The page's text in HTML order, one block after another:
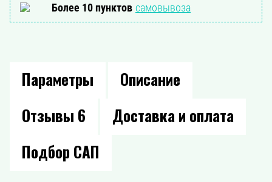
Более 10 пунктов самовывоза
Параметры
Описание
Отзывы 6
Доставка и оплата
Подбор САП